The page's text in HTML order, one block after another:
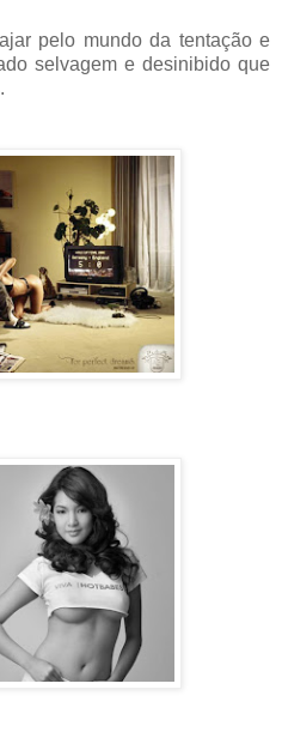
pelo mundo da tentação e
selvagem e desinibido que